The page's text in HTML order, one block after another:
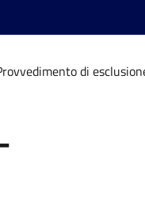
di